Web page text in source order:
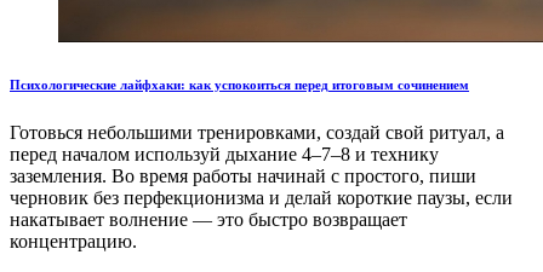
Психологические лайфхаки: как успокоиться перед итоговым сочинением
Готовься небольшими тренировками, создай свой ритуал, а
перед началом используй дыхание 4–7–8 и технику
заземления. Во время работы начинай с простого, пиши
черновик без перфекционизма и делай короткие паузы, если
накатывает волнение — это быстро возвращает
концентрацию.